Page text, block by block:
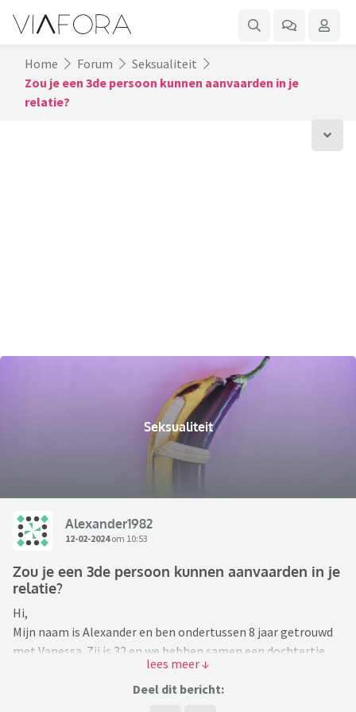
Home Forum
Seksualiteit
Zou je een 3de persoon kunnen aanvaarden in je
relatie?
Seksualiteit
Alexander1982
12-02-2024om 10:53
Zou je een 3de persoon kunnen aanvaarden in je
relatie?
Hi,
Mijn naam is Alexander en ben ondertussen 8 jaar getrouwd
met Vanessa. Zij is 32 en we hebben samen een dochtertje.
Vanessa is een knappe blondine die bij het uitgaan steeds de
aandacht van velen steelt. Ze heeft ook een erg hoog libido
Deel dit bericht: